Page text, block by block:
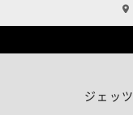
ジェッツ